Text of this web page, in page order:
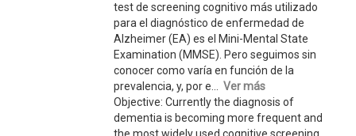
test de screening cognitivo más utilizado
para el diagnóstico de enfermedad de
Alzheimer (EA) es el Mini-Mental State
Examination (MMSE). Pero seguimos sin
conocer como varía en función de la
prevalencia, y, por e... Ver más
Objective: Currently the diagnosis of
dementia is becoming more frequent and